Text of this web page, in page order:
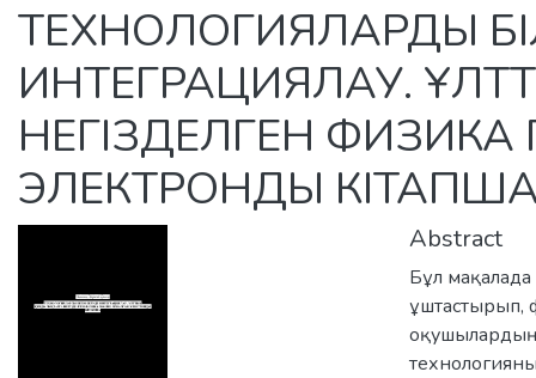
ТЕХНОЛОГИЯЛАРДЫ
ИНТЕГРАЦИЯЛАУ.
НЕГІЗДЕЛГЕН
ЭЛЕКТРОНДЫ
Abstract
Бұл
ұштастырып,